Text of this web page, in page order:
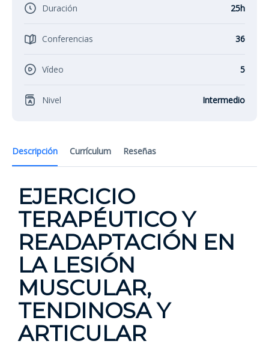
Descripción Currículum Reseñas
EJERCICIO
TERAPÉUTICO Y
READAPTACIÓN EN
LA LESIÓN
MUSCULAR,
TENDINOSA Y
ARTICULAR
Duración 25h
Conferencias 36
Vídeo 5
Nivel Intermedio